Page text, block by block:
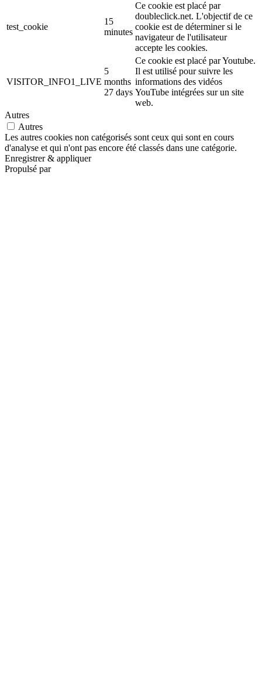
test_cookie
15
minutes
Ce cookie est placé par
doubleclick.net. L'objectif de ce
cookie est de déterminer si le
navigateur de l'utilisateur
accepte les cookies.
VISITOR_INFO1_LIVE
5
months
27 days
Ce cookie est placé par Youtube.
Il est utilisé pour suivre les
informations des vidéos
YouTube intégrées sur un site
web.
Autres
Autres
Les autres cookies non catégorisés sont ceux qui sont en cours
d'analyse et qui n'ont pas encore été classés dans une catégorie.
Enregistrer & appliquer
Propulsé par